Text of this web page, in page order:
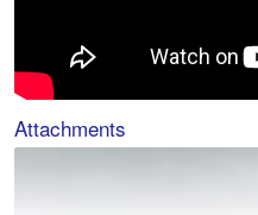
Attachments